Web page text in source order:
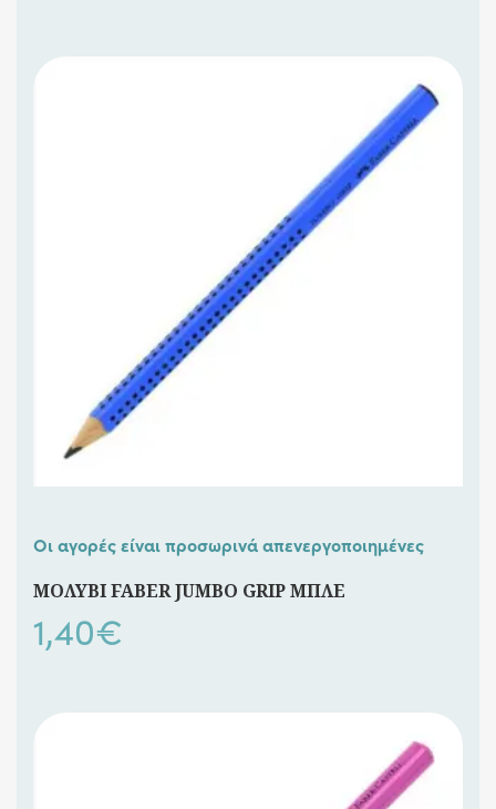
Οι αγορές είναι προσωρινά απενεργοποιημένες
ΜΟΛΥΒΙ FABER JUMBO GRIP ΜΠΛΕ
1,40€